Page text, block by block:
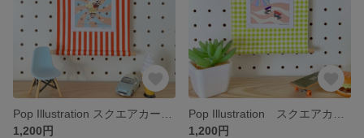
1,200円
1,200円